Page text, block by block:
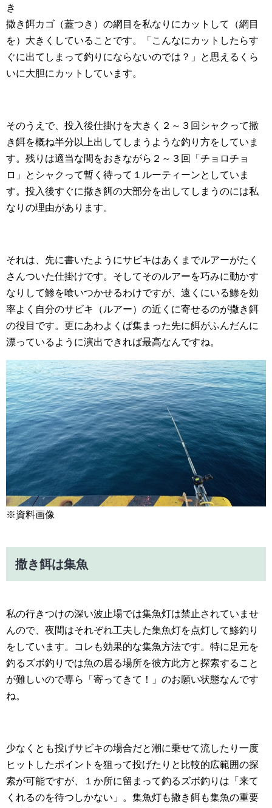
そのうえで、投入後仕掛けを大きく２～３回シャクって撒
き餌を概ね半分以上出してしまうような釣り方をしていま
す。残りは適当な間をおきながら２～３回「チョロチョ
ロ」とシャクって暫く待って１ルーティーンとしていま
す。投入後すぐに撒き餌の大部分を出してしまうのには私
なりの理由があります。
それは、先に書いたようにサビキはあくまでルアーがたく
さんついた仕掛けです。そしてそのルアーを巧みに動かす
なりして鯵を喰いつかせるわけですが、遠くにいる鯵を効
率よく自分のサビキ（ルアー）の近くに寄せるのが撒き餌
の役目です。更にあわよくば集まった先に餌がふんだんに
漂っているように演出できれば最高なんですね。
※資料画像
撒き餌は集魚
私の行きつけの深い波止場では集魚灯は禁止されていませ
んので、夜間はそれぞれ工夫した集魚灯を点灯して鯵釣り
をしています。コレも効果的な集魚方法です。特に足元を
釣るズボ釣りでは魚の居る場所を彼方此方と探索すること
が難しいので専ら「寄ってきて！」のお願い状態なんです
ね。
少なくとも投げサビキの場合だと潮に乗せて流したり一度
ヒットしたポイントを狙って投げたりと比較的広範囲の探
索が可能ですが、１か所に留まって釣るズボ釣りは「来て
くれるのを待つしかない」。集魚灯も撒き餌も集魚の重要